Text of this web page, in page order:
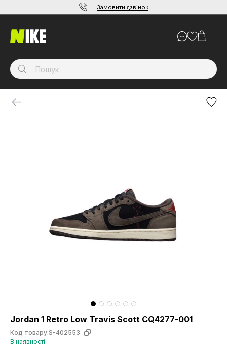
Замовити дзвінок
Jordan 1 Retro Low Travis Scott CQ4277-001
Код товару:S-402553
В наявності